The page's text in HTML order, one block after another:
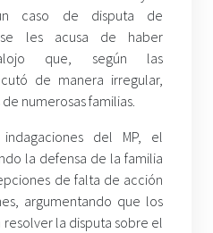
caso de disputa de
se les acusa de haber
que, según las
de manera irregular,
numerosas familias.
del MP, el
la defensa de la familia
de falta de acción
argumentando que los
la disputa sobre el